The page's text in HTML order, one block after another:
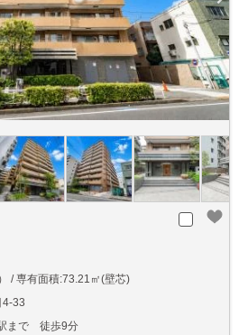
専有面積:73.21㎡(壁芯)
4-33
まで 徒歩9分